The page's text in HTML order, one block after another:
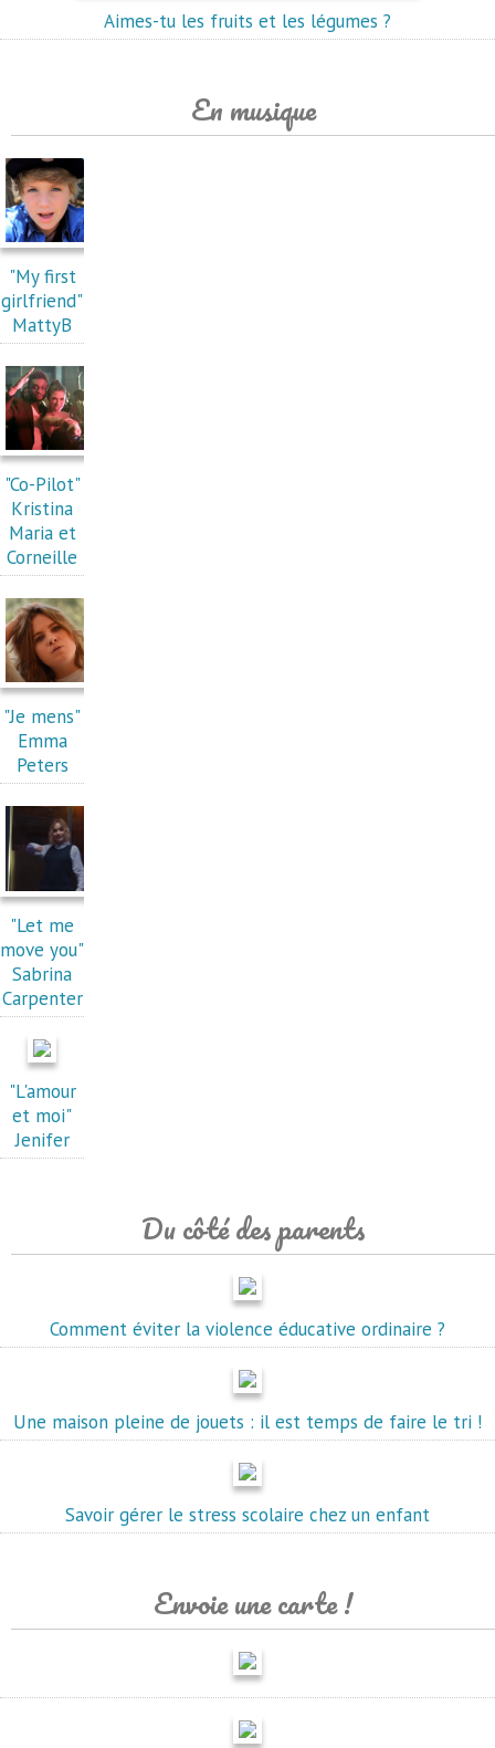
Aimes-tu les fruits et les légumes ?
En musique
"My first
girlfriend"
MattyB
"Co-Pilot"
Kristina
Maria et
Corneille
"Je mens"
Emma
Peters
"Let me
move you"
Sabrina
Carpenter
"L'amour
et moi"
Jenifer
Du côté des parents
Comment éviter la violence éducative ordinaire ?
Une maison pleine de jouets : il est temps de faire le tri !
Savoir gérer le stress scolaire chez un enfant
Envoie une carte !